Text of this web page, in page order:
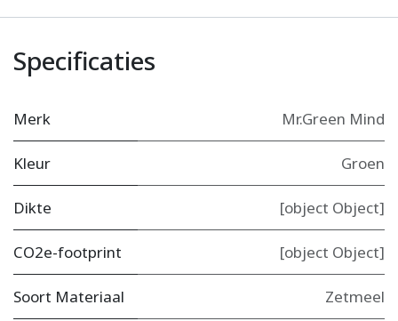
Specificaties
Merk Mr.Green Mind
Kleur Groen
Dikte [object Object]
CO2e-footprint [object Object]
Soort Materiaal Zetmeel